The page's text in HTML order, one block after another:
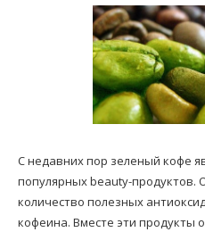
С недавних пор зеленый кофе
популярных beauty-продуктов.
количество полезных
кофеина. Вместе эти